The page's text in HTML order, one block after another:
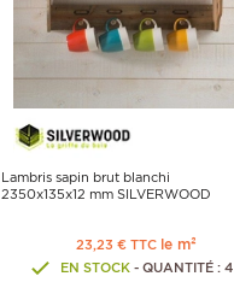
Lambris sapin brut blanchi
2350x135x12 mm SILVERWOOD
23,23 € TTC le m²
EN STOCK- QUANTITÉ : 4